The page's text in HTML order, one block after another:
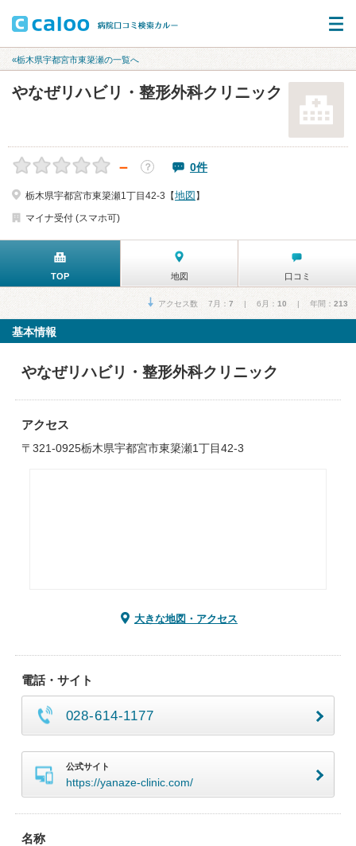
«栃木県宇都宮市東簗瀬の一覧へ
やなぜリハビリ・整形外科クリニック
－ ？ 0件
栃木県宇都宮市東簗瀬1丁目42-3【地図 】
マイナ受付 (スマホ可)
TOP 地図 口コミ
アクセス数 7月： 7 | 6月： 10 | 年間： 213
基本情報
やなぜリハビリ・整形外科クリニック
アクセス
〒321-0925栃木県宇都宮市東簗瀬1丁目42-3
大きな地図・アクセス
電話・サイト
028-614-1177
公式サイト
https://yanaze-clinic.com/
名称